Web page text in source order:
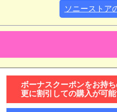
ソニーストア
ボーナスクーポンをお持
更に割引しての購入が可能